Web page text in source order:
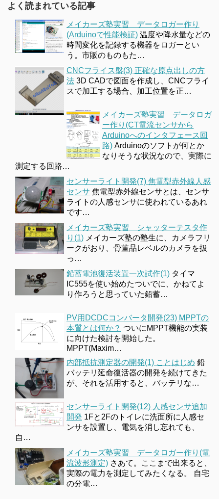
よく読まれている記事
メイカーズ塾実習 データロガー作り
(Arduinoで性能検証) 温度や降水量などの
時間変化を記録する機器をロガーとい
う。市販のものもた…
CNCフライス盤(3) 正確な原点出しの方
法 3D CADで図面を作成し、CNCフライ
スで加工する場合、加工位置を正…
メイカーズ塾実習 データロガ
ー作り(CT電流センサから
Arduinoへのインタフェース回
路) Arduinoのソフトが何とか
なりそうな状況なので、実際に
測定する回路…
センサーライト開発(7) 焦電型赤外線人感
センサ 焦電型赤外線センサとは、センサ
ライトの人感センサに使われているあれ
です…
メイカーズ塾実習 シャッターテスタ作
り(1) メイカーズ塾の塾生に、カメラフリ
ークがおり、骨董品レベルのカメラを扱
っ…
鉛蓄電池復活装置一次試作(1) タイマ
IC555を使い始めたついでに、かねてよ
り作ろうと思っていた鉛蓄…
PV用DCDCコンバータ開発(23) MPPTの
本質とは何か？ ついにMPPT機能の実装
に向けた検討を開始した。
MPPT(Maxim…
内部抵抗測定器の開発(1) ことはじめ 鉛
バッテリ延命復活器の開発を続けてきた
が、それを活用すると、バッテリな…
センサーライト開発(12) 人感センサ追加
開発 1Fと2Fのトイレに洗面所に人感セ
ンサを設置し、電気を消し忘れても、
自…
メイカーズ塾実習 データロガー作り(電
流波形測定) さあて。ここまで出来ると、
実際の電力を測定してみたくなる。 自宅
の分電…